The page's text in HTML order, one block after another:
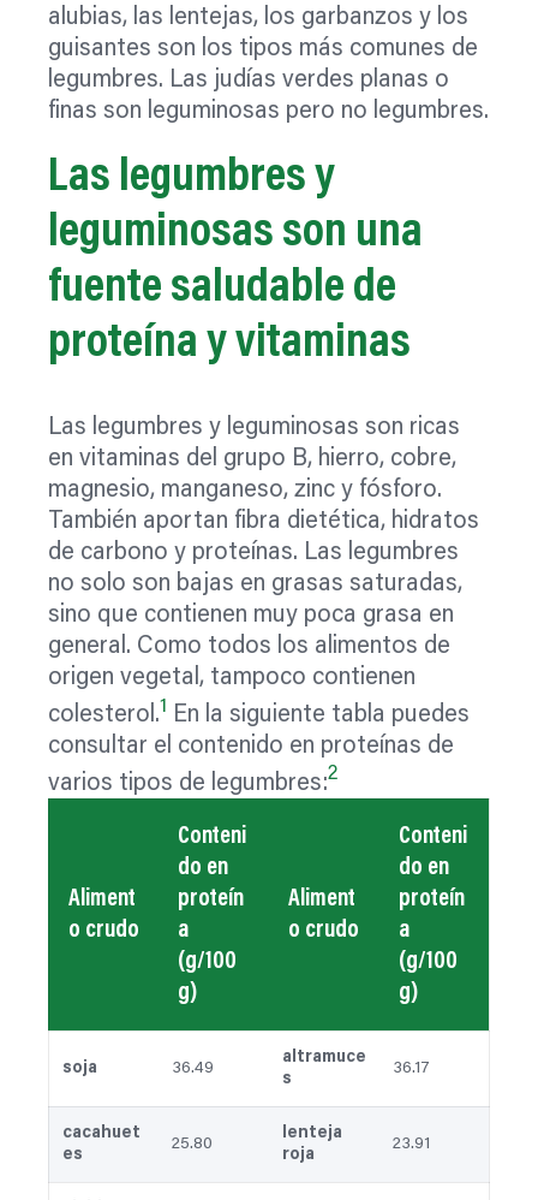
alubias, las lentejas, los garbanzos y los
guisantes son los tipos más comunes de
legumbres. Las judías verdes planas o
finas son leguminosas pero no legumbres.
Las legumbres y
leguminosas son una
fuente saludable de
proteína y vitaminas
Las legumbres y leguminosas son ricas
en vitaminas del grupo B, hierro, cobre,
magnesio, manganeso, zinc y fósforo.
También aportan fibra dietética, hidratos
de carbono y proteínas. Las legumbres
no solo son bajas en grasas saturadas,
sino que contienen muy poca grasa en
general. Como todos los alimentos de
origen vegetal, tampoco contienen
colesterol.1
En la siguiente tabla puedes
consultar el contenido en proteínas de
varios tipos de legumbres:2
Aliment
o crudo
Conteni
do en
proteín
a
(g/100
g)
Aliment
o crudo
Conteni
do en
proteín
a
(g/100
g)
soja 36.49
altramuce
s
36.17
cacahuet
es
25.80
lenteja
roja
23.91